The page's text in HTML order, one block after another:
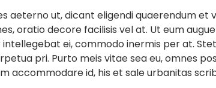
aeterno ut, dicant eligendi quaerendum
oratio decore facilisis vel at. Ut eum
ei, commodo inermis per at.
pri. Purto meis vitae sea eu, omnes
accommodare id, his et sale urbanitas